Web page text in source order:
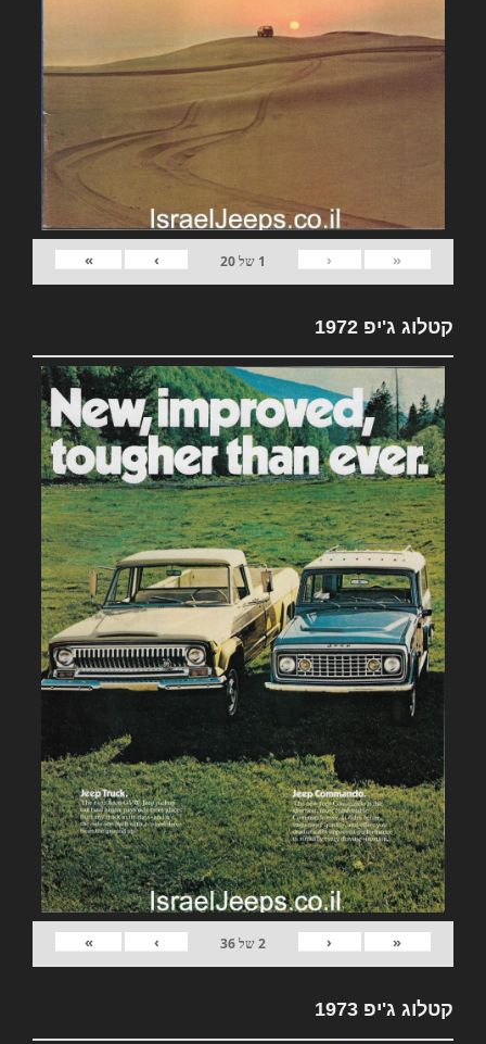
«
‹
1 של20
›
»
קטלוג ג'יפ 1972
«
‹
2של36
›
»
קטלוג ג'יפ 1973